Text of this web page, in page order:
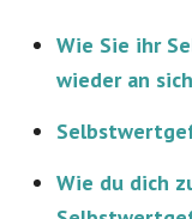
Wie Sie ihr
wieder an
Wie du dich